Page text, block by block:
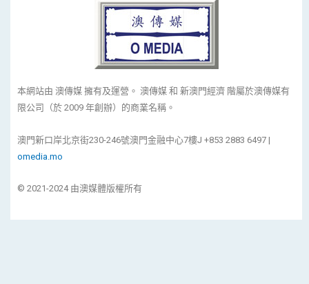
本網站由 澳傳媒 擁有及運營。 澳傳媒 和 新澳門經濟 階屬於澳傳媒有
限公司（於 2009 年創辦）的商業名稱。
澳門新口岸北京街230-246號澳門金融中心7樓J +853 2883 6497 |
omedia.mo
© 2021-2024 由澳媒體版權所有